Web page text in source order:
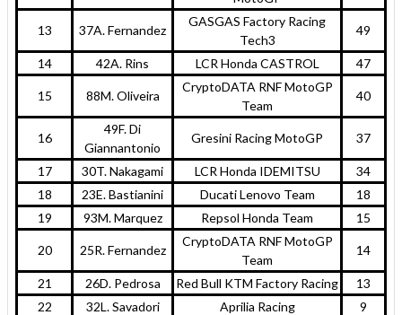
13 37A. Fernandez
GASGAS Factory Racing
Tech3
49
14 42A. Rins LCR Honda CASTROL 47
15 88M. Oliveira
CryptoDATA RNF MotoGP
Team
40
16
49F. Di
Giannantonio
Gresini Racing MotoGP 37
17 30T. Nakagami LCR Honda IDEMITSU
34
18
23E. Bastianini Ducati Lenovo Team
18
19
93M. Marquez Repsol Honda Team 15
20 25R. Fernandez
CryptoDATA RNF MotoGP
Team
14
21 26D. Pedrosa Red Bull KTM Factory Racing
13
22
32L. Savadori Aprilia Racing 9